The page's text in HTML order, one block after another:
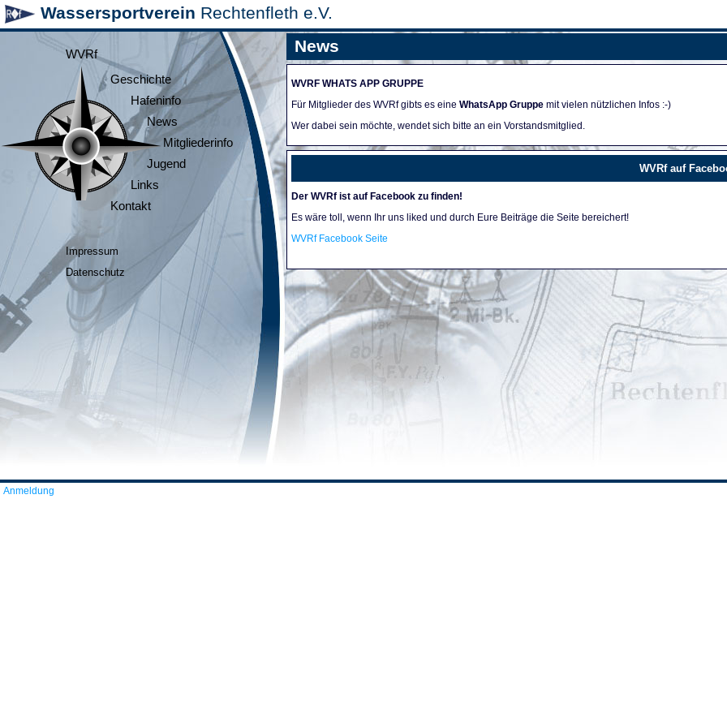
Wassersportverein Rechtenfleth e.V.
WVRf
Geschichte
Hafeninfo
News
Mitgliederinfo
Jugend
Links
Kontakt
Impressum
Datenschutz
News
WVRF WHATS APP GRUPPE
Für Mitglieder des WVRf gibts es eine WhatsApp Gruppe mit vielen nützlichen Infos :-)
Wer dabei sein möchte, wendet sich bitte an ein Vorstandsmitglied.
WVRf auf
Der WVRf ist auf Facebook zu finden!
Es wäre toll, wenn Ihr uns liked und durch Eure Beiträge die Seite bereichert!
WVRf Facebook Seite
Anmeldung